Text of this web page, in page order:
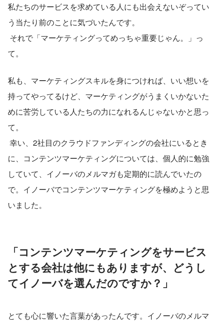
私たちのサービスを求めている人にも出会えないぞってい
う当たり前のことに気づいたんです。
て。
私も、マーケティングスキルを身につければ、いい想いを
持ってやってるけど、マーケティングがうまくいかないた
めに苦労している人たちの力になれるんじゃないかと思っ
て。
に、コンテンツマーケティングについては、個人的に勉強
していて、イノーバのメルマガも定期的に読んでいたの
で。イノーバでコンテンツマーケティングを極めようと思
いました。
「コンテンツマーケティングをサービス
とする会社は他にもありますが、どうし
てイノーバを選んだのですか？」
とても心に響いた言葉があったんです。イノーバのメルマ